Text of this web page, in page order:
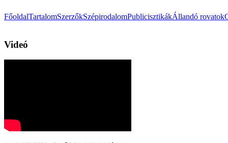
FőoldalTartalomSzerzőkSzépirodalomPublicisztikákÁllandó rovatok
Videó